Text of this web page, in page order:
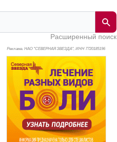
Расширенный поиск
Реклама. НАО "СЕВЕРНАЯ ЗВЕЗДА", ИНН 7720185196